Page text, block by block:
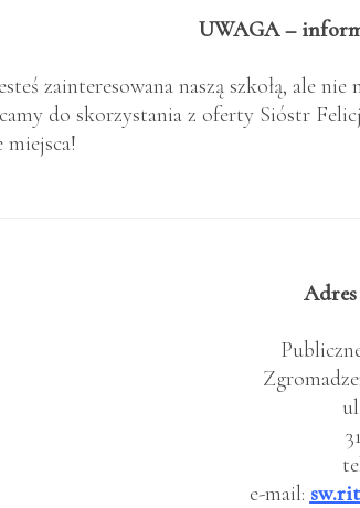
UWAGA –
zainteresowana naszą szkołą, ale
do skorzystania z oferty Sióstr
miejsca!
e-mail: